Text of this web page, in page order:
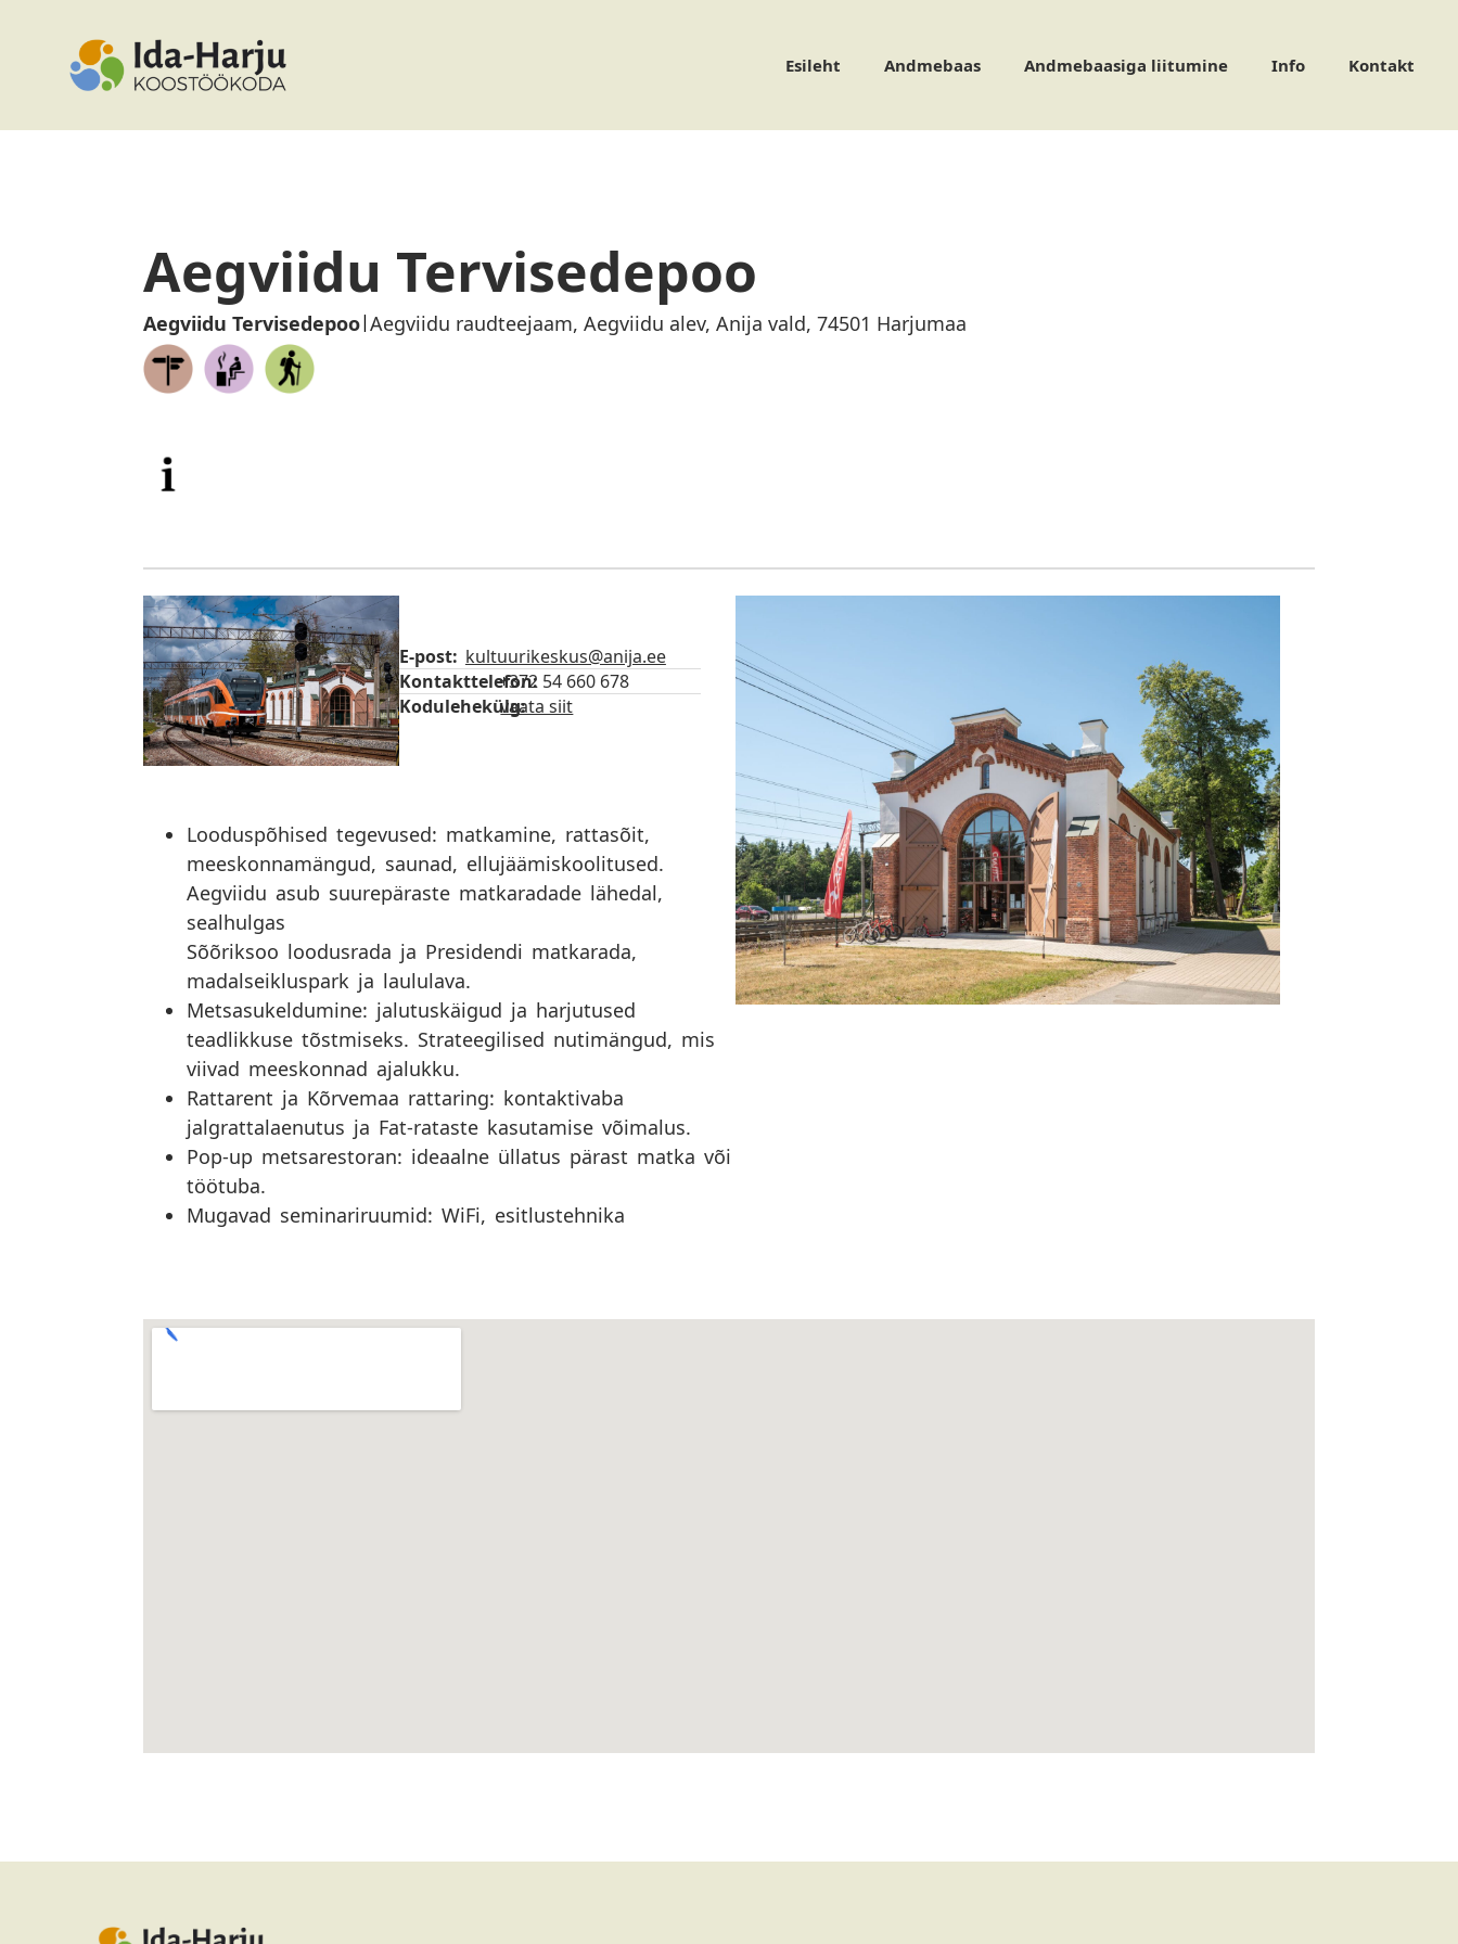
Esileht Andmebaas Andmebaasiga liitumine Info Kontakt
Aegviidu Tervisedepoo
Aegviidu Tervisedepoo|Aegviidu raudteejaam, Aegviidu alev, Anija vald, 74501 Harjumaa
E-post: kultuurikeskus@anija.ee
Kontakttelefon:+372 54 660 678
Kodulehekülg:vaata siit
Looduspõhised tegevused: matkamine, rattasõit,
meeskonnamängud, saunad, ellujäämiskoolitused.
Aegviidu asub suurepäraste matkaradade lähedal,
sealhulgas
Sõõriksoo loodusrada ja Presidendi matkarada,
madalseikluspark ja laululava.
Metsasukeldumine: jalutuskäigud ja harjutused
teadlikkuse tõstmiseks. Strateegilised nutimängud, mis
viivad meeskonnad ajalukku.
Rattarent ja Kõrvemaa rattaring: kontaktivaba
jalgrattalaenutus ja Fat-rataste kasutamise võimalus.
Pop-up metsarestoran: ideaalne üllatus pärast matka või
töötuba.
Mugavad seminariruumid: WiFi, esitlustehnika